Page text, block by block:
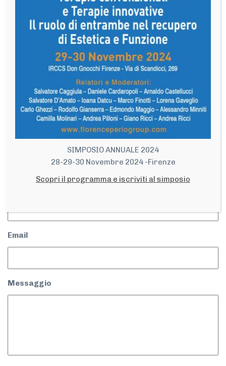
Indirizzo
Città
Email
Messaggio
SIMPOSIO ANNUALE 2024
28-29-30 Novembre 2024 -Firenze
Scopri il programma e iscriviti al simposio